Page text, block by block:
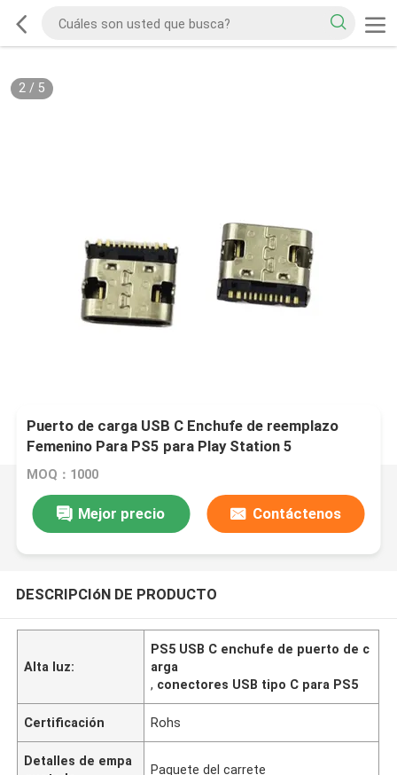
2/ 5
Puerto de carga USB C Enchufe de reemplazo
Femenino Para PS5 para Play Station 5
Controlador Cargador Puerto de carga
MOQ：1000
Mejor precio Contáctenos
DESCRIPCIóN DE PRODUCTO
Alta luz:
PS5 USB C enchufe de puerto de c
arga
, conectores USB tipo C para PS5
Certificación Rohs
Detalles de empa
Paquete del carrete